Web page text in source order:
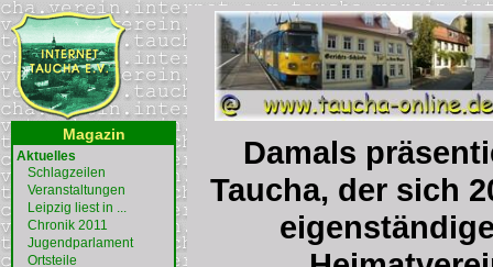
Magazin
Aktuelles
Schlagzeilen
Veranstaltungen
Leipzig liest in ...
Chronik 2011
Jugendparlament
Ortsteile
Damals
Taucha, der sich